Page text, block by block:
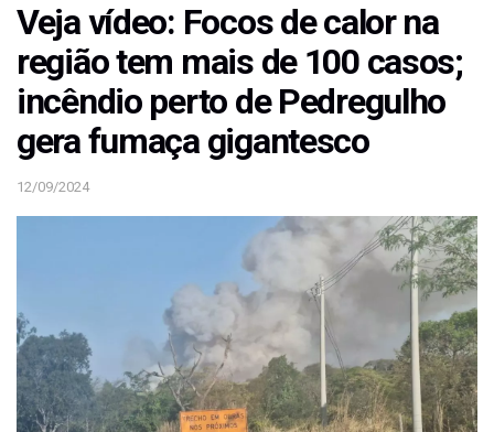
Veja vídeo: Focos de calor na
região tem mais de 100 casos;
incêndio perto de Pedregulho
gera fumaça gigantesco
12/09/2024